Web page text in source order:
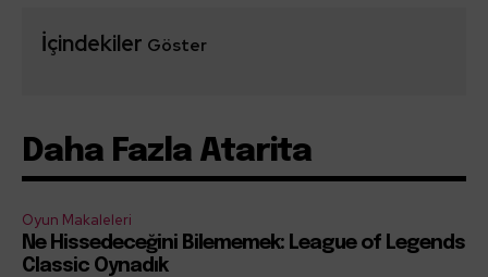
İçindekiler Göster
Daha Fazla Atarita
Oyun Makaleleri
Ne Hissedeceğini Bilememek: League of Legends
Classic Oynadık